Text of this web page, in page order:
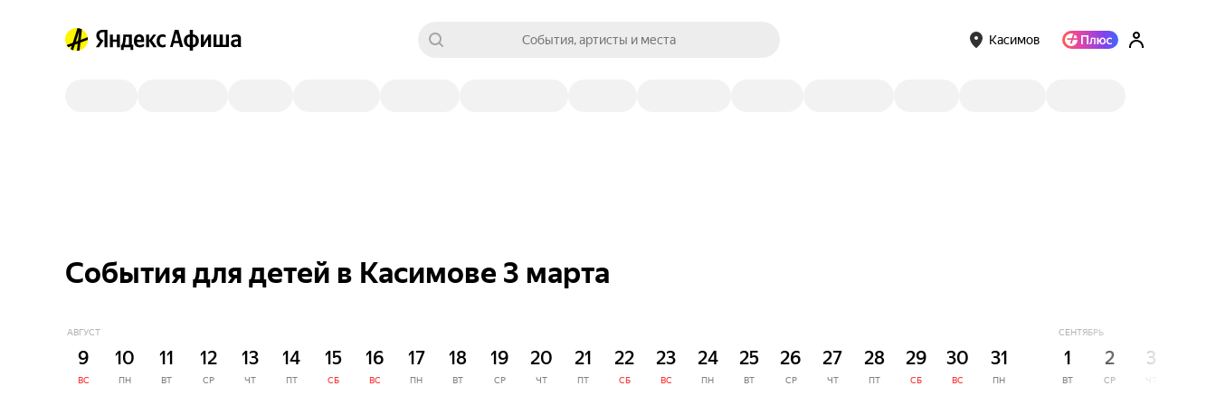
События, артисты и места Касимов
События для детей в Касимове 3 марта
АВГУСТ
9
ВС
10
ПН
11
ВТ
12
СР
13
ЧТ
14
ПТ
15
СБ
16
ВС
17
ПН
18
ВТ
19
СР
20
ЧТ
21
ПТ
22
СБ
23
ВС
24
ПН
25
ВТ
26
СР
27
ЧТ
28
ПТ
29
СБ
30
ВС
31
ПН
СЕНТЯБРЬ
1
ВТ
2
СР
3